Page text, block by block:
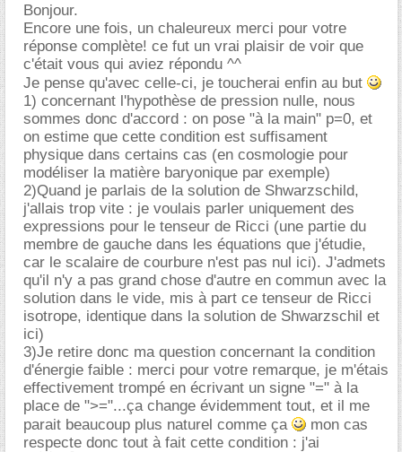
Bonjour.
Encore une fois, un chaleureux merci pour votre
réponse complète! ce fut un vrai plaisir de voir que
c'était vous qui aviez répondu ^^
Je pense qu'avec celle-ci, je toucherai enfin au but
1) concernant l'hypothèse de pression nulle, nous
sommes donc d'accord : on pose "à la main" p=0, et
on estime que cette condition est suffisament
physique dans certains cas (en cosmologie pour
modéliser la matière baryonique par exemple)
2)Quand je parlais de la solution de Shwarzschild,
j'allais trop vite : je voulais parler uniquement des
expressions pour le tenseur de Ricci (une partie du
membre de gauche dans les équations que j'étudie,
car le scalaire de courbure n'est pas nul ici). J'admets
qu'il n'y a pas grand chose d'autre en commun avec la
solution dans le vide, mis à part ce tenseur de Ricci
isotrope, identique dans la solution de Shwarzschil et
ici)
3)Je retire donc ma question concernant la condition
d'énergie faible : merci pour votre remarque, je m'étais
effectivement trompé en écrivant un signe "=" à la
place de ">="...ça change évidemment tout, et il me
parait beaucoup plus naturel comme ça
mon cas
respecte donc tout à fait cette condition : j'ai